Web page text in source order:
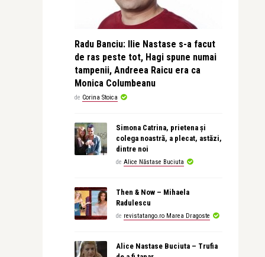
Radu Banciu: Ilie Nastase s-a facut
de ras peste tot, Hagi spune numai
tampenii, Andreea Raicu era ca
Monica Columbeanu
de Corina Stoica
Simona Catrina, prietena și
colega noastră, a plecat, astăzi,
dintre noi
de Alice Năstase Buciuta
Then & Now – Mihaela
Radulescu
de revistatango.ro Marea Dragoste
Alice Nastase Buciuta – Trufia